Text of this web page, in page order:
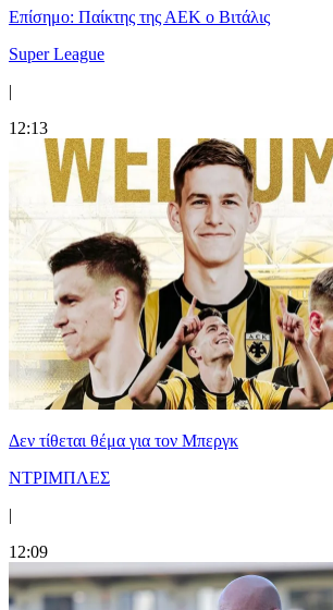
Επίσημο: Παίκτης της ΑΕΚ ο Βιτάλις
Super League
|
12:13
Δεν τίθεται θέμα για τον Μπεργκ
ΝΤΡΙΜΠΛΕΣ
|
12:09